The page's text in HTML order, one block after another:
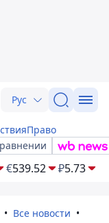
Рус
Право
€539.52 ₽5.73
Все новости